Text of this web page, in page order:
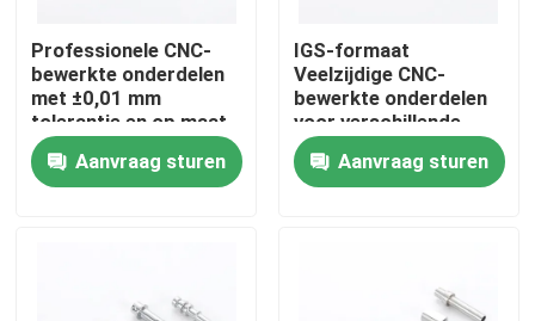
Producten
Video's
Professionele CNC-
bewerkte onderdelen
met ±0,01 mm
tolerantie en op maat
gemaakte
platingoplossingen
Aanvraag sturen
IGS-formaat
Veelzijdige CNC-
bewerkte onderdelen
voor verschillende
productieprocessen
OEM ODMAanvraag sturen